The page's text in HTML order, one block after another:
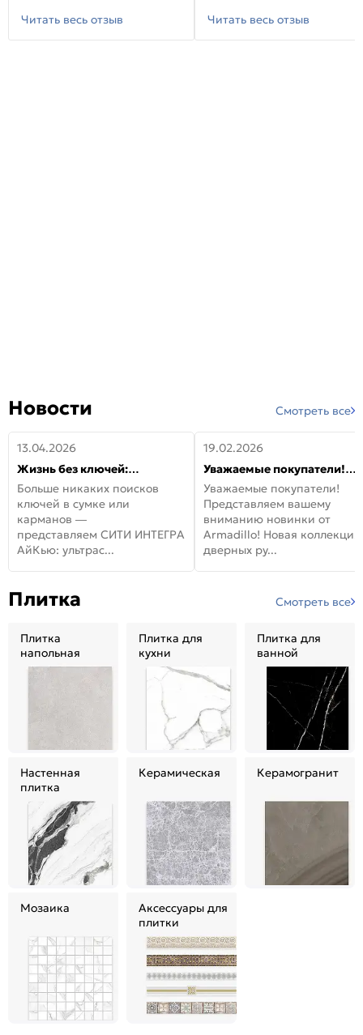
Читать весь отзыв
Читать весь отзыв
Новости Смотреть все
13.04.2026
Жизнь без ключей:
встречайте новую дверь
СИТИ ИНТЕГРА АйКью!
Больше никаких поисков
ключей в сумке или
карманов —
представляем СИТИ ИНТЕГРА
АйКью: ультрас...
19.02.2026
Уважаемые покупатели!
Представляем вашему
вниманию новинки от
Armadillo!
Уважаемые покупатели!
Представляем вашему
вниманию новинки от
Armadillo! Новая коллекция
дверных ру...
Плитка Смотреть все
Плитка
напольная
Плитка для
кухни
Плитка для
ванной
Настенная
плитка
Керамическая Керамогранит
Мозаика
Аксессуары для
плитки